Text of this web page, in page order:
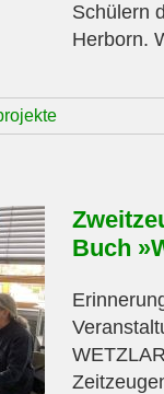
Schülern
Herborn.
Buch